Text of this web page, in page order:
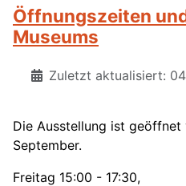
Öffnungszeiten
Museums
Zuletzt aktualisiert:
Die Ausstellung ist geöffnet
September.
Freitag 15:00 - 17:30,